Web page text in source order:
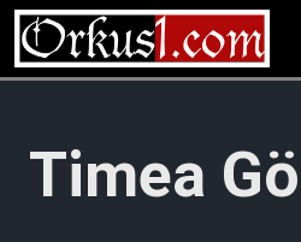
Zum
Inhalt
springen
Timea